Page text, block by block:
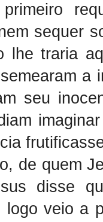
sequer
lhe traria
a
seu
de quem
disse
logo veio a